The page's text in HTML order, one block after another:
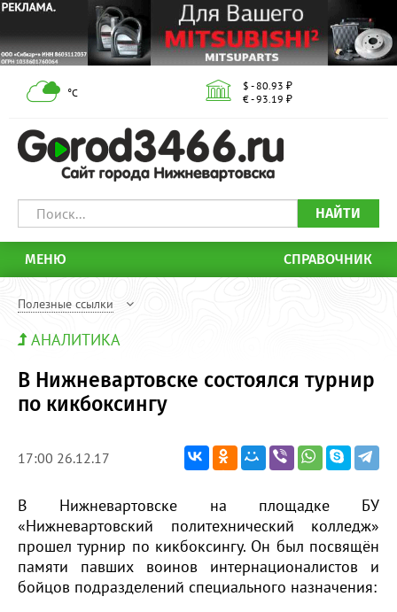
°С
$ - 80.93 ₽
€ - 93.19 ₽
НАЙТИ
МЕНЮ СПРАВОЧНИК
Полезные ссылки
АНАЛИТИКА
В Нижневартовске состоялся турнир
по кикбоксингу
17:00 26.12.17
В Нижневартовске на площадке БУ
«Нижневартовский политехнический колледж»
прошел турнир по кикбоксингу. Он был посвящён
памяти павших воинов интернационалистов и
бойцов подразделений специального назначения: